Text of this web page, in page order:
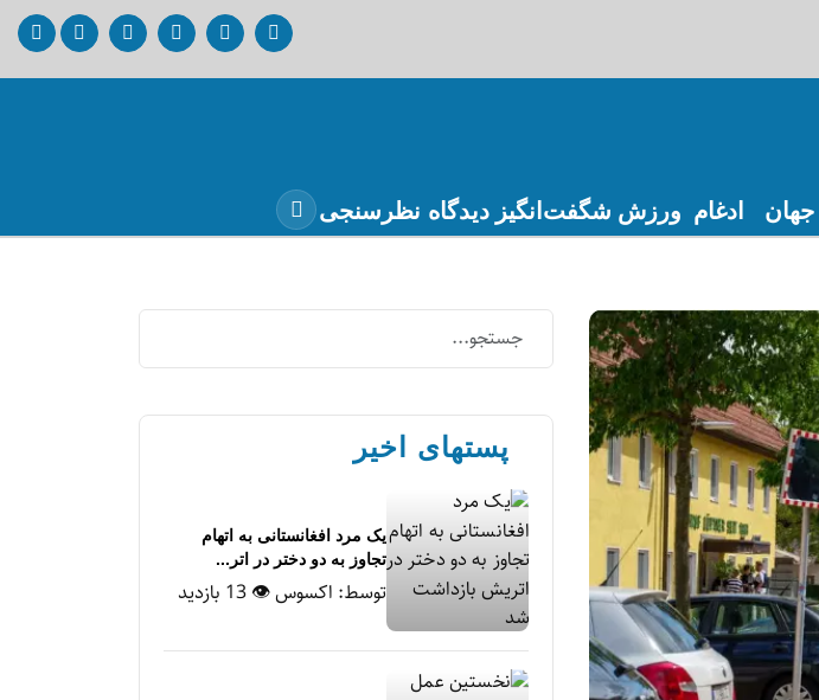
جهان ادغام ورزش شگفت‌انگیز دیدگاه نظرسنجی
پستهای اخیر
یک مرد افغانستانی به اتهام
تجاوز به دو دختر در اتر...
توسط: اکسوس👁 13 بازدید